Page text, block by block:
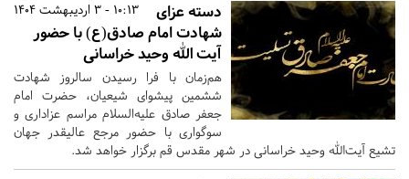
10:13 - 3 اردیبهشت 1404
دسته عزای
شهادت امام صادق(ع) با حضور
آیت الله وحید خراسانی
هم‌زمان با فرا رسیدن سالروز شهادت
ششمین پیشوای شیعیان، حضرت امام
جعفر صادق علیه‌السلام مراسم عزاداری و
سوگواری با حضور مرجع عالیقدر جهان
تشیع آیت‌الله وحید خراسانی در شهر مقدس قم برگزار خواهد شد.